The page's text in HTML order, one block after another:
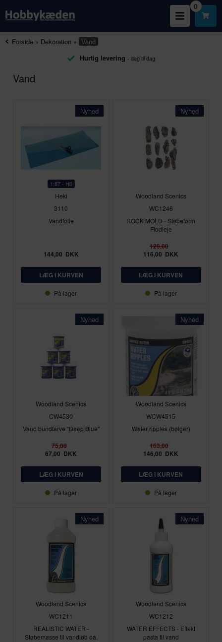
0
Forside » Dekoration » Vand
Hurtig levering - dag til dag
Vand
Nyhed
1:87 - H0
Heki
3110
Vandfolie
144,00 DKK
På lager
Nyhed
Woodland Scenics
WC1246
ROCK MOLD - Støbeform
Flodleje
129,00
116,00 DKK
På lager
Nyhed
Woodland Scenics
CW4530
Vand bundfarve "Deep Blue"
75,00
67,00 DKK
På lager
Nyhed
Woodland Scenics
WCW4515
Water ripples (bølger)
163,00
146,00 DKK
På lager
Nyhed
Woodland Scenics
WC1211
REALISTIC WATER -
Støbemasse til vandløb oa.
Nyhed
Woodland Scenics
WC1212
WATER EFFECTS - Effekt
pasta til vand